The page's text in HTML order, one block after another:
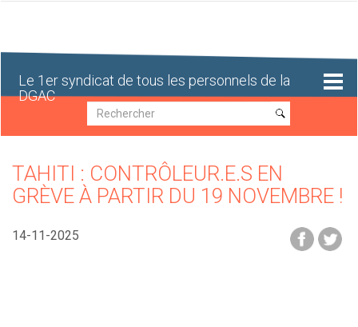
Le 1er syndicat de tous les personnels de la
DGAC
Recherche
Recherche
TAHITI : CONTRÔLEUR.E.S EN
GRÈVE À PARTIR DU 19 NOVEMBRE !
14-11-2025